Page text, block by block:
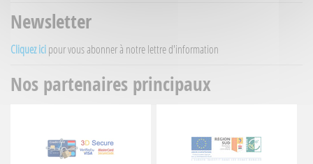
Newsletter
Cliquez ici pour vous abonner à notre lettre d'information
Nos partenaires principaux